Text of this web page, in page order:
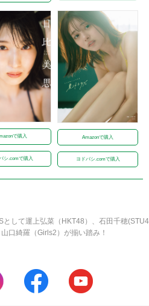
で購入
シ.comで購入
Amazonで購入
ヨドバシ.comで購入
として運上弘菜（HKT48）、石田千穂(STU4
口綺羅（Girls2）が揃い踏み！